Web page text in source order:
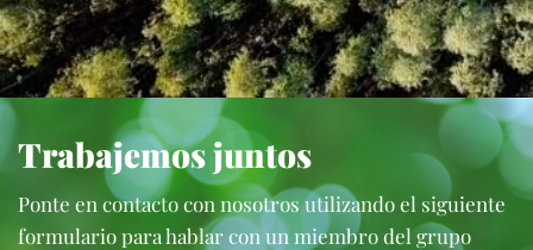
Trabajemos juntos
Ponte en contacto con nosotros utilizando el siguiente
formulario para hablar con un miembro del grupo